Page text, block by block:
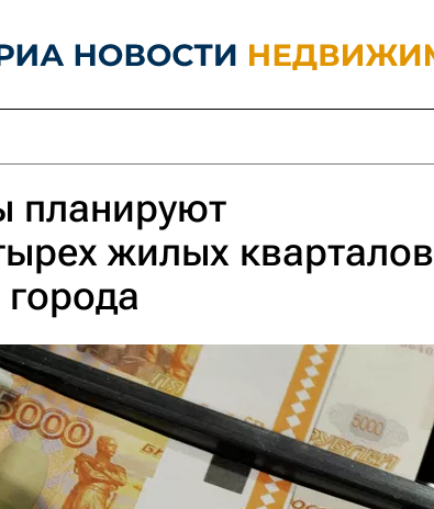
планируют
жилых кварталов